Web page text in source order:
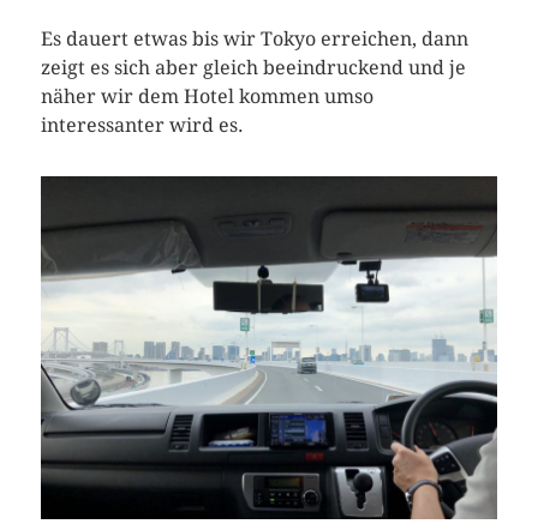
Es dauert etwas bis wir Tokyo erreichen, dann
zeigt es sich aber gleich beeindruckend und je
näher wir dem Hotel kommen umso
interessanter wird es.